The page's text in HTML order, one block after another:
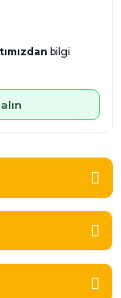
bilgi